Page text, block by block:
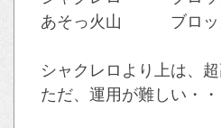
あそっ火山 ブロッ
シャクレロより上は、超
ただ、運用が難しい・・